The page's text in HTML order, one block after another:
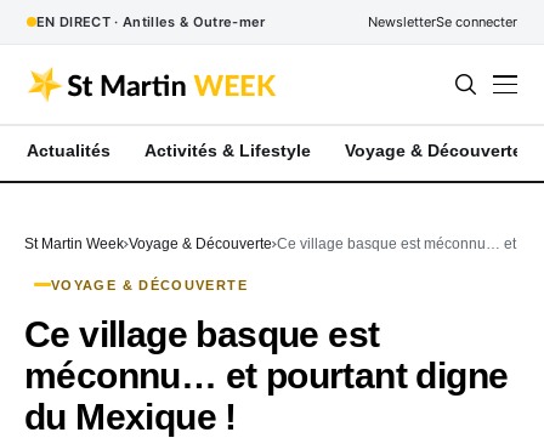
EN DIRECT · Antilles & Outre-mer NewsletterSe connecter
Actualités Activités & Lifestyle Voyage & Découverte
St Martin Week Voyage & Découverte Ce village basque est méconnu… et
VOYAGE & DÉCOUVERTE
Ce village basque est
méconnu… et pourtant digne
du Mexique !